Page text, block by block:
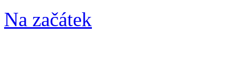
Na začátek